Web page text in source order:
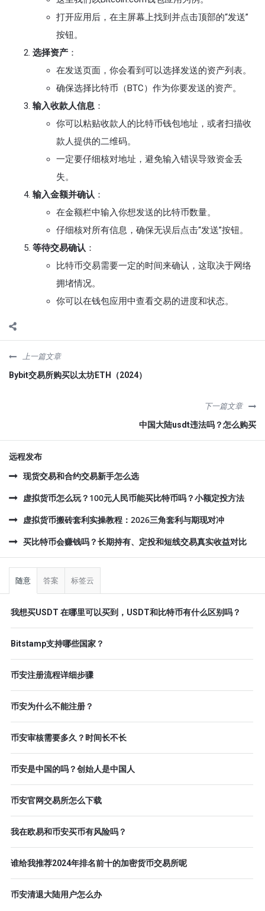
打开应用后，在主屏幕上找到并点击顶部的“发送”
按钮。
选择资产 ：
在发送页面，你会看到可以选择发送的资产列表。
确保选择比特币（BTC）作为你要发送的资产。
输入收款人信息 ：
你可以粘贴收款人的比特币钱包地址，或者扫描收
款人提供的二维码。
一定要仔细核对地址，避免输入错误导致资金丢
失。
输入金额并确认 ：
在金额栏中输入你想发送的比特币数量。
仔细核对所有信息，确保无误后点击“发送”按钮。
等待交易确认 ：
比特币交易需要一定的时间来确认，这取决于网络
拥堵情况。
你可以在钱包应用中查看交易的进度和状态。
上一篇文章
Bybit交易所购买以太坊ETH（2024）
下一篇文章
中国大陆usdt违法吗？怎么购买
远程发布
现货交易和合约交易新手怎么选
虚拟货币怎么玩？100元人民币能买比特币吗？小额定投方法
虚拟货币搬砖套利实操教程：2026三角套利与期现对冲
买比特币会赚钱吗？长期持有、定投和短线交易真实收益对比
侧
随意 答案 标签云
我想买USDT 在哪里可以买到，USDT和比特币有什么区别吗？
Bitstamp支持哪些国家？
币安注册流程详细步骤
币安为什么不能注册？
币安审核需要多久？时间长不长
币安是中国的吗？创始人是中国人
币安官网交易所怎么下载
我在欧易和币安买币有风险吗？
谁给我推荐2024年排名前十的加密货币交易所呢
币安清退大陆用户怎么办